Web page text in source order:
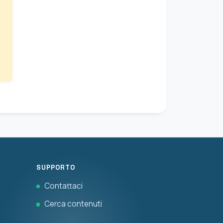
SUPPORTO
Contattaci
Cerca contenuti